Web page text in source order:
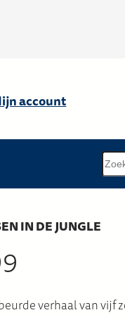
account
Z
o
e
IN DE JUNGLE
verhaal van vijf